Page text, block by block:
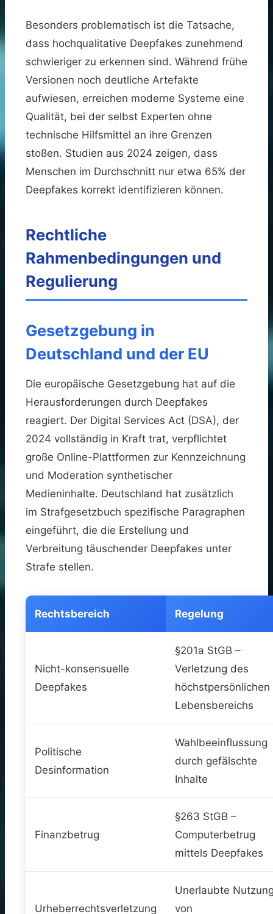
Besonders problematisch ist die Tatsache,
dass hochqualitative Deepfakes zunehmend
schwieriger zu erkennen sind. Während frühe
Versionen noch deutliche Artefakte
aufwiesen, erreichen moderne Systeme eine
Qualität, bei der selbst Experten ohne
technische Hilfsmittel an ihre Grenzen
stoßen. Studien aus 2024 zeigen, dass
Menschen im Durchschnitt nur etwa 65% der
Deepfakes korrekt identifizieren können.
Rechtliche
Rahmenbedingungen und
Regulierung
Gesetzgebung in
Deutschland und der EU
Die europäische Gesetzgebung hat auf die
Herausforderungen durch Deepfakes
reagiert. Der Digital Services Act (DSA), der
2024 vollständig in Kraft trat, verpflichtet
große Online-Plattformen zur Kennzeichnung
und Moderation synthetischer
Medieninhalte. Deutschland hat zusätzlich
im Strafgesetzbuch spezifische Paragraphen
eingeführt, die die Erstellung und
Verbreitung täuschender Deepfakes unter
Strafe stellen.
Rechtsbereich Regelung
Nicht-konsensuelle
Deepfakes
§201a StGB –
Verletzung des
höchstpersönlichen
Lebensbereichs
Politische
Desinformation
Wahlbeeinflussung
durch gefälschte
Inhalte
Finanzbetrug
§263 StGB –
Computerbetrug
mittels Deepfakes
Urheberrechtsverletzung
Unerlaubte
von